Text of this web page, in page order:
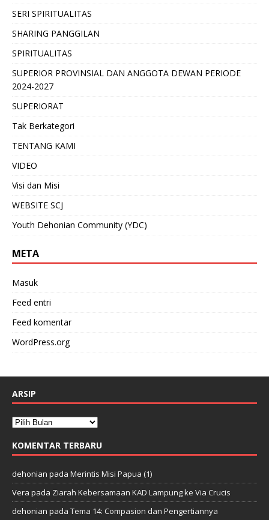
SERI SPIRITUALITAS
SHARING PANGGILAN
SPIRITUALITAS
SUPERIOR PROVINSIAL DAN ANGGOTA DEWAN PERIODE
2024-2027
SUPERIORAT
Tak Berkategori
TENTANG KAMI
VIDEO
Visi dan Misi
WEBSITE SCJ
Youth Dehonian Community (YDC)
META
Masuk
Feed entri
Feed komentar
WordPress.org
ARSIP
KOMENTAR TERBARU
dehonian pada Merintis Misi Papua (1)
Vera pada Ziarah Kebersamaan KAD Lampung ke Via Crucis
dehonian pada Tema 14: Compasion dan Pengertiannya